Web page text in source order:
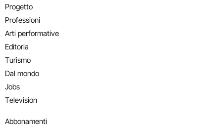
Progetto
Professioni
Arti performative
Editoria
Turismo
Dal mondo
Jobs
Television
Abbonamenti